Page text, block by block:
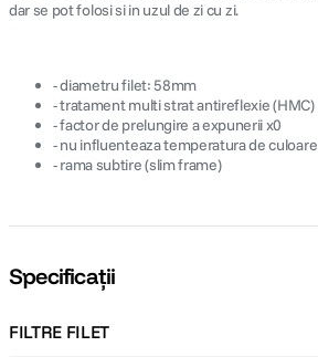
dar se pot folosi si in uzul de zi cu zi.
- diametru filet: 58mm
- tratament multi strat antireflexie (HMC)
- factor de prelungire a expunerii x0
- nu influenteaza temperatura de culoare
- rama subtire (slim frame)
Specificații
FILTRE FILET